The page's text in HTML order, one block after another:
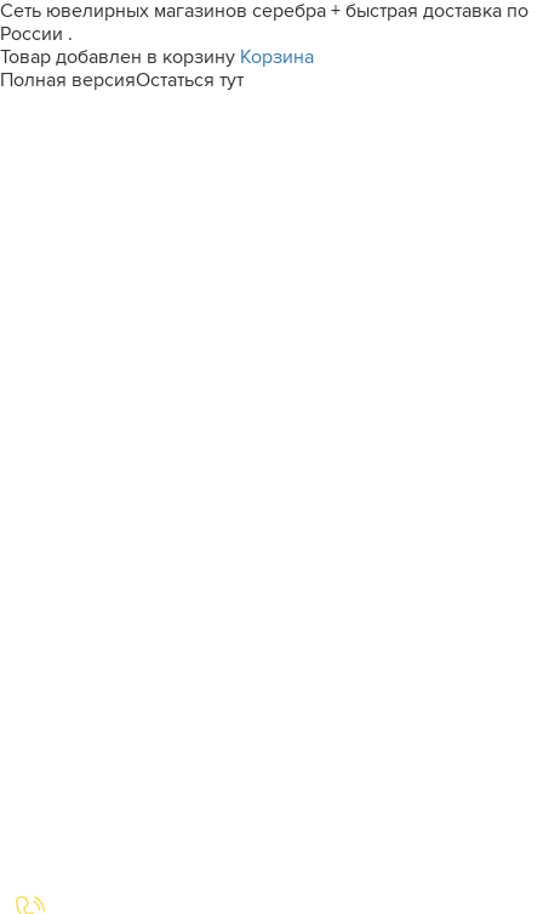
Сеть ювелирных магазинов серебра + быстрая доставка по
России .
Товар добавлен в корзину Корзина
Полная версияОстаться тут